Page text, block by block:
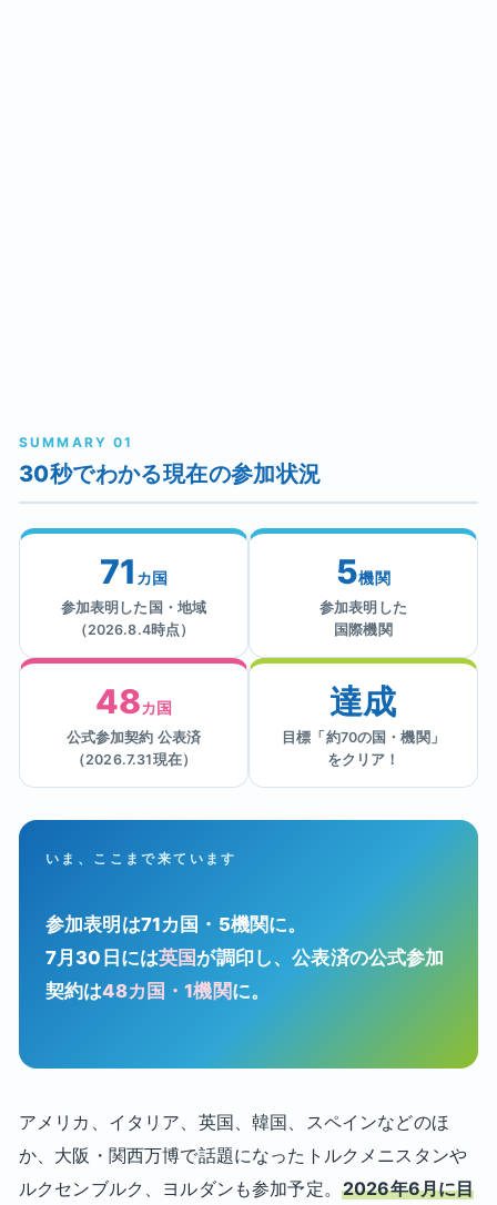
SUMMARY 01
30秒でわかる現在の参加状況
71 カ国
参加表明した国・地域
（2026.8.4時点）
5機関
参加表明した
国際機関
48カ国
公式参加契約 公表済
（2026.7.31現在）
達成
目標「約70の国・機関」
をクリア！
いま、ここまで来ています
参加表明は71カ国・5機関に。
7月30日には英国が調印し、公表済の公式参加
契約は48カ国・1機関に。
アメリカ、イタリア、英国、韓国、スペインなどのほ
か、大阪・関西万博で話題になったトルクメニスタンや
ルクセンブルク、ヨルダンも参加予定。 2026年6月に目